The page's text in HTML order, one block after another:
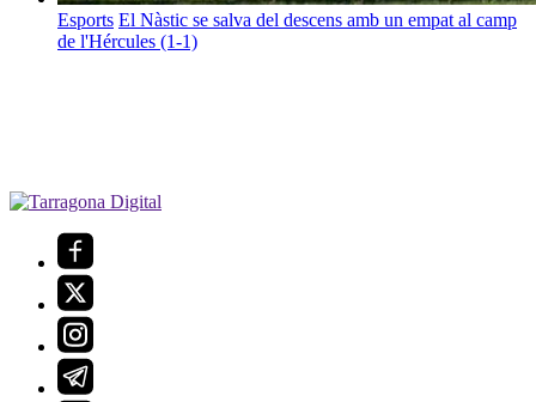
Esports El Nàstic se salva del descens amb un empat al camp
de l'Hércules (1-1)